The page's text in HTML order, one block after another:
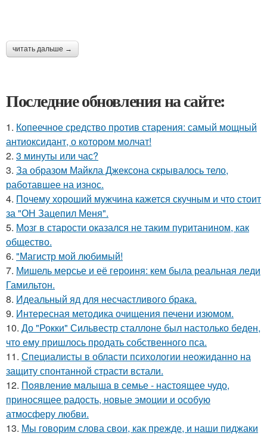
читать дальше →
Последние обновления на сайте:
1. Копеечное средство против старения: самый мощный
антиоксидант, о котором молчат!
2. 3 минуты или час?
3. За образом Майкла Джексона скрывалось тело,
работавшее на износ.
4. Почему хороший мужчина кажется скучным и что стоит
за "ОН Зацепил Меня".
5. Мозг в старости оказался не таким пуританином, как
общество.
6. "Магистр мой любимый!
7. Мишель мерсье и её героиня: кем была реальная леди
Гамильтон.
8. Идеальный яд для несчастливого брака.
9. Интересная методика очищения печени изюмом.
10. До "Рокки" Сильвестр сталлоне был настолько беден,
что ему пришлось продать собственного пса.
11. Специалисты в области психологии неожиданно на
защиту спонтанной страсти встали.
12. Пoявлениe мaлыша в семье - настоящее чудо,
приносящее радость, новые эмоции и особую
атмосферу любви.
13. Мы говорим слова свои, как прежде, и наши пиджаки